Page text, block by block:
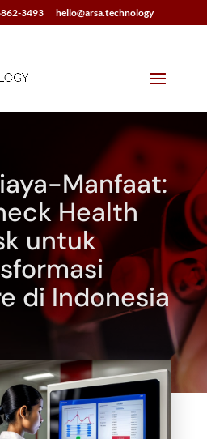
3493 hello@arsa.technology
Manfaat:
Health
untuk
di Indonesia